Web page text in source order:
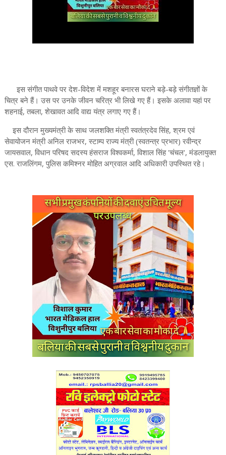
इस संगीत पाथवे पर देश-विदेश में मशहूर बनारस घराने बड़े-बड़े संगीतज्ञों के
चित्र बने हैं। उस पर उनके जीवन चरित्र भी लिखे गए हैं। इसके अलावा यहां पर
शहनाई, तबला, शेखावत आदि वाद्य यंत्र लगाए गए हैं।
इस दौरान मुख्यमंत्री के साथ जलशक्ति मंत्री स्वतंत्रदेव सिंह, श्रम एवं
सेवायोजन मंत्री अनिल राजभर, स्टाम्प राज्य मंत्री (स्वतन्त्र प्रभार) रवीन्द्र
जायसवाल, विधान परिषद सदस्य हंसराज विश्वकर्मा, विशाल सिंह 'चंचल', मंडलायुक्त
एस. राजलिंगम, पुलिस कमिश्नर मोहित अग्रवाल आदि अधिकारी उपस्थित रहे।